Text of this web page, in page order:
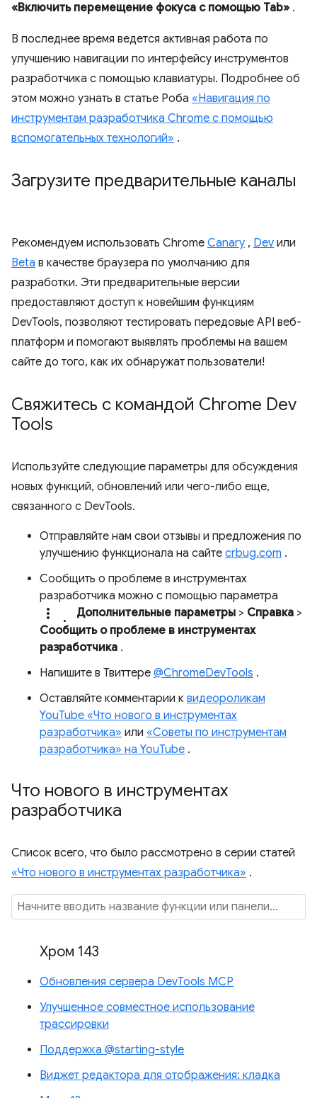
«Включить перемещение фокуса с помощью Tab» .
В последнее время ведется активная работа по
улучшению навигации по интерфейсу инструментов
разработчика с помощью клавиатуры. Подробнее об
этом можно узнать в статье Роба «Навигация по
инструментам разработчика Chrome с помощью
вспомогательных технологий» .
Загрузите предварительные каналы
Рекомендуем использовать Chrome Canary , Dev или
Beta в качестве браузера по умолчанию для
разработки. Эти предварительные версии
предоставляют доступ к новейшим функциям
DevTools, позволяют тестировать передовые API веб-
платформ и помогают выявлять проблемы на вашем
сайте до того, как их обнаружат пользователи!
Свяжитесь с командой Chrome Dev
Tools
Используйте следующие параметры для обсуждения
новых функций, обновлений или чего-либо еще,
связанного с DevTools.
Отправляйте нам свои отзывы и предложения по
улучшению функционала на сайте crbug.com .
Сообщить о проблеме в инструментах
разработчика можно с помощью параметра
more_vert. Дополнительные параметры > Справка >
Сообщить о проблеме в инструментах
разработчика .
Напишите в Твиттере @ChromeDevTools .
Оставляйте комментарии к видеороликам
YouTube «Что нового в инструментах
разработчика» или «Советы по инструментам
разработчика» на YouTube .
Что нового в инструментах
разработчика
Список всего, что было рассмотрено в серии статей
«Что нового в инструментах разработчика» .
Хром 143
Обновления сервера DevTools MCP
Улучшенное совместное использование
трассировки
Поддержка @starting-style
Виджет редактора для отображения: кладка